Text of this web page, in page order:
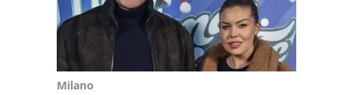
Milano